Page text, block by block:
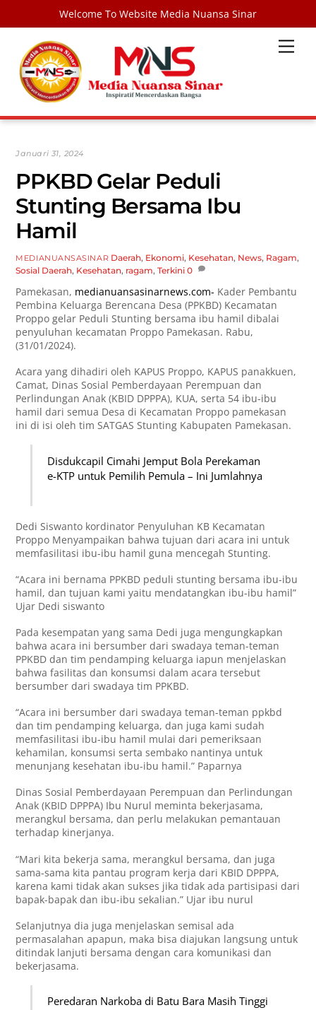
Welcome To Website Media Nuansa Sinar
content
Januari 31, 2024
PPKBD Gelar Peduli
Stunting Bersama Ibu
Hamil
MEDIANUANSASINAR Daerah, Ekonomi, Kesehatan, News, Ragam,
Sosial Daerah, Kesehatan, ragam,Terkini 0
Pamekasan, medianuansasinarnews.com- Kader Pembantu
Pembina Keluarga Berencana Desa (PPKBD) Kecamatan
Proppo gelar Peduli Stunting bersama ibu hamil dibalai
penyuluhan kecamatan Proppo Pamekasan. Rabu,
(31/01/2024).
Acara yang dihadiri oleh KAPUS Proppo, KAPUS panakkuen,
Camat, Dinas Sosial Pemberdayaan Perempuan dan
Perlindungan Anak (KBID DPPPA), KUA, serta 54 ibu-ibu
hamil dari semua Desa di Kecamatan Proppo pamekasan
ini di isi oleh tim SATGAS Stunting Kabupaten Pamekasan.
Disdukcapil Cimahi Jemput Bola Perekaman
e-KTP untuk Pemilih Pemula – Ini Jumlahnya
Dedi Siswanto kordinator Penyuluhan KB Kecamatan
Proppo Menyampaikan bahwa tujuan dari acara ini untuk
memfasilitasi ibu-ibu hamil guna mencegah Stunting.
“Acara ini bernama PPKBD peduli stunting bersama ibu-ibu
hamil, dan tujuan kami yaitu mendatangkan ibu-ibu hamil”
Ujar Dedi siswanto
Pada kesempatan yang sama Dedi juga mengungkapkan
bahwa acara ini bersumber dari swadaya teman-teman
PPKBD dan tim pendamping keluarga iapun menjelaskan
bahwa fasilitas dan konsumsi dalam acara tersebut
bersumber dari swadaya tim PPKBD.
“Acara ini bersumber dari swadaya teman-teman ppkbd
dan tim pendamping keluarga, dan juga kami sudah
memfasilitasi ibu-ibu hamil mulai dari pemeriksaan
kehamilan, konsumsi serta sembako nantinya untuk
menunjang kesehatan ibu-ibu hamil.” Paparnya
Dinas Sosial Pemberdayaan Perempuan dan Perlindungan
Anak (KBID DPPPA) Ibu Nurul meminta bekerjasama,
merangkul bersama, dan perlu melakukan pemantauan
terhadap kinerjanya.
“Mari kita bekerja sama, merangkul bersama, dan juga
sama-sama kita pantau program kerja dari KBID DPPPA,
karena kami tidak akan sukses jika tidak ada partisipasi dari
bapak-bapak dan ibu-ibu sekalian.” Ujar ibu nurul
Selanjutnya dia juga menjelaskan semisal ada
permasalahan apapun, maka bisa diajukan langsung untuk
ditindak lanjuti bersama dengan cara komunikasi dan
bekerjasama.
Peredaran Narkoba di Batu Bara Masih Tinggi